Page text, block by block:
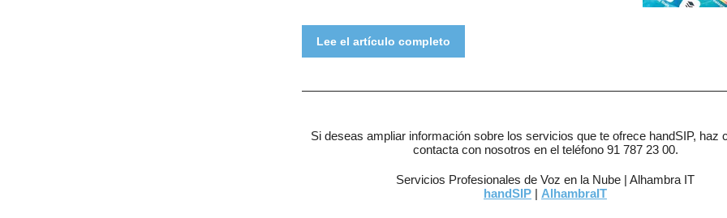
Lee el artículo completo
Si deseas ampliar información sobre los servicios que te ofrece handSIP, haz
contacta con nosotros en el teléfono 91 787 23 00.
Servicios Profesionales de Voz en la Nube | Alhambra IT
handSIP | AlhambraIT